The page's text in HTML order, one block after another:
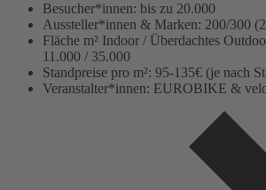
Besucher*innen: bis zu 20.000
Aussteller*innen & Marken: 200/300
Fläche m² Indoor / Überdachtes
11.000 / 35.000
Standpreise pro m²: 95-135€ (je nach
Veranstalter*innen: EUROBIKE &